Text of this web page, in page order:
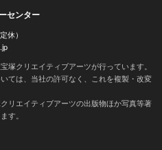
センター
休）
塚クリエイティブアーツが行っています。
ては、当社の許可なく、これを複製・改変
リエイティブアーツの出版物ほか写真等著
す。